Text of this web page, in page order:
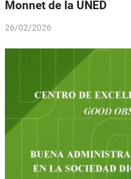
Monnet de la UNED
26/02/2026